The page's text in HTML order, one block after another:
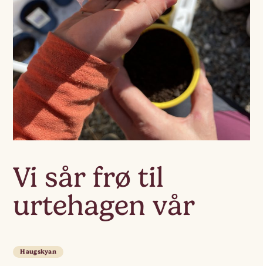
Vi sår frø til
urtehagen vår
Haugskyan